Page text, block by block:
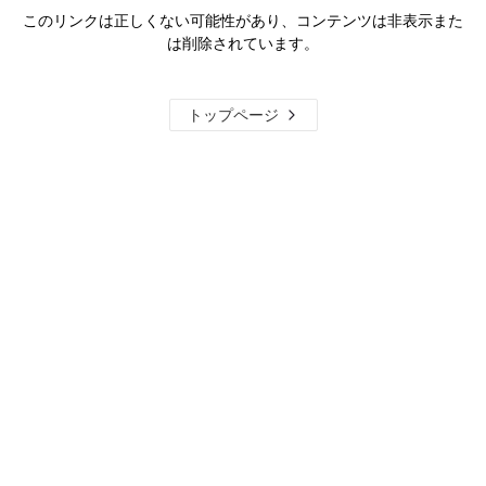
このリンクは正しくない可能性があり、コンテンツは非表示また
は削除されています。
トップページ